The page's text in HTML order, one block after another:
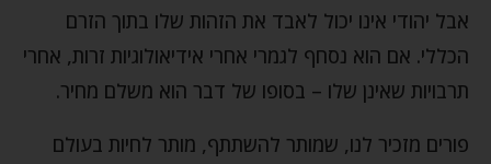
אבל יהודי אינו יכול לאבד את הזהות שלו בתוך הזרם
הכללי. אם הוא נסחף לגמרי אחרי אידיאולוגיות זרות, אחרי
תרבויות שאינן שלו – בסופו של דבר הוא משלם מחיר.
פורים מזכיר לנו, שמותר להשתתף, מותר לחיות בעולם